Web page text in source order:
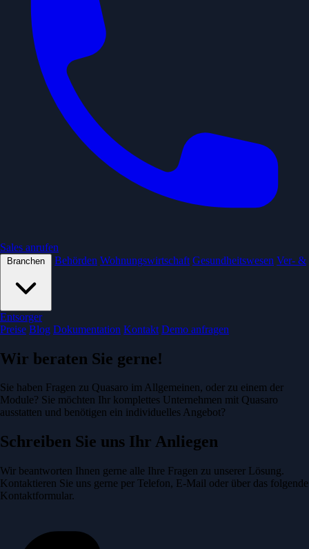
Sales anrufen
Behörden Wohnungswirtschaft Gesundheitswesen Ver- &
Entsorger
Preise Blog Dokumentation Kontakt Demo anfragen
Wir beraten Sie gerne!
Sie haben Fragen zu Quasaro im Allgemeinen, oder zu einem der
Module? Sie möchten Ihr komplettes Unternehmen mit Quasaro
ausstatten und benötigen ein individuelles Angebot?
Schreiben Sie uns Ihr Anliegen
Wir beantworten Ihnen gerne alle Ihre Fragen zu unserer Lösung.
Kontaktieren Sie uns gerne per Telefon, E-Mail oder über das folgende
Kontaktformular.